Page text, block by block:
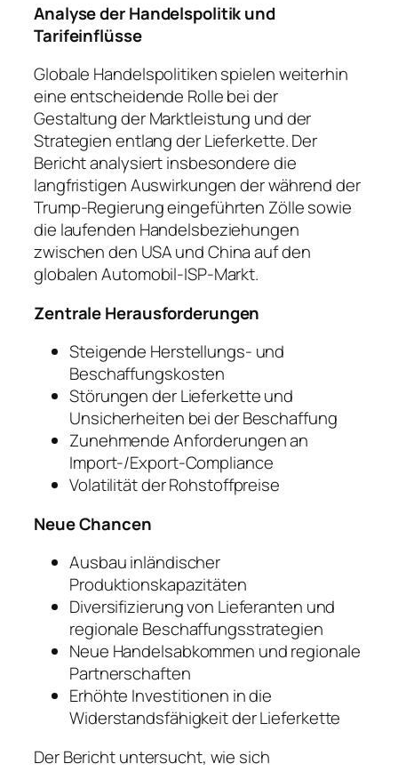
Analyse der Handelspolitik und
Tarifeinflüsse
Globale Handelspolitiken spielen weiterhin
eine entscheidende Rolle bei der
Gestaltung der Marktleistung und der
Strategien entlang der Lieferkette. Der
Bericht analysiert insbesondere die
langfristigen Auswirkungen der während der
Trump-Regierung eingeführten Zölle sowie
die laufenden Handelsbeziehungen
zwischen den USA und China auf den
globalen Automobil-ISP-Markt.
Zentrale Herausforderungen
Steigende Herstellungs- und
Beschaffungskosten
Störungen der Lieferkette und
Unsicherheiten bei der Beschaffung
Zunehmende Anforderungen an
Import-/Export-Compliance
Volatilität der Rohstoffpreise
Neue Chancen
Ausbau inländischer
Produktionskapazitäten
Diversifizierung von Lieferanten und
regionale Beschaffungsstrategien
Neue Handelsabkommen und regionale
Partnerschaften
Erhöhte Investitionen in die
Widerstandsfähigkeit der Lieferkette
Der Bericht untersucht, wie sich